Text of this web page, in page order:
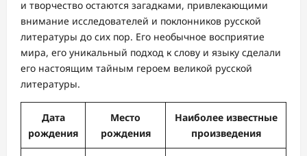
и творчество остаются загадками, привлекающими
внимание исследователей и поклонников русской
литературы до сих пор. Его необычное восприятие
мира, его уникальный подход к слову и языку сделали
его настоящим тайным героем великой русской
литературы.
Дата
рождения
Место
рождения
Наиболее известные
произведения